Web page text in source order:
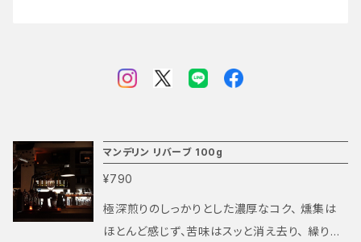
マンデリン リバーブ 100g
¥790
極深煎りのしっかりとした濃厚なコク、 燻集は
ほとんど感じず、苦味はスッと消え去り、 繰り返